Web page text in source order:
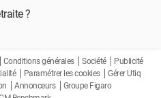
?
Conditions générales Société
Publicité
Paramétrer les cookies
Gérer Utiq
Annonceurs
Groupe Figaro